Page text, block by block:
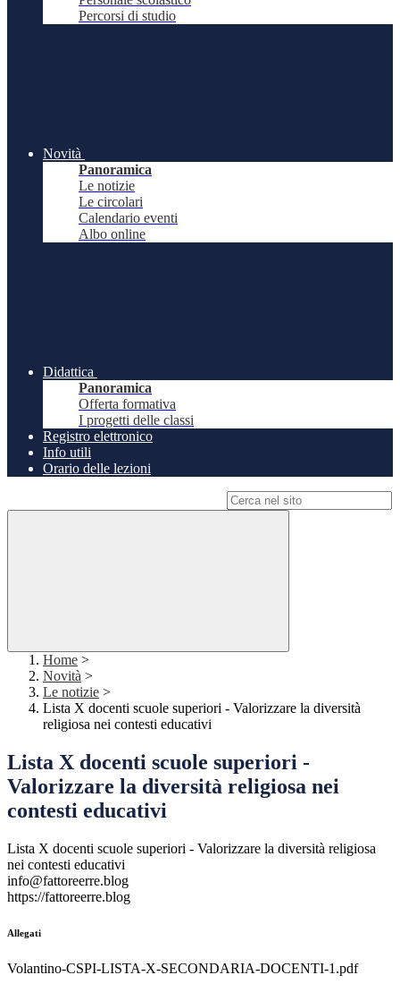
Percorsi di studio
Novità
Panoramica
Le notizie
Le circolari
Calendario eventi
Albo online
Didattica
Panoramica
Offerta formativa
I progetti delle classi
Registro elettronico
Info utili
Orario delle lezioni
Home >
Novità >
Le notizie >
Lista X docenti scuole superiori - Valorizzare la diversità
religiosa nei contesti educativi
Lista X docenti scuole superiori -
Valorizzare la diversità religiosa nei
contesti educativi
Lista X docenti scuole superiori - Valorizzare la diversità religiosa
nei contesti educativi
info@fattoreerre.blog
https://fattoreerre.blog
Allegati
Volantino-CSPI-LISTA-X-SECONDARIA-DOCENTI-1.pdf